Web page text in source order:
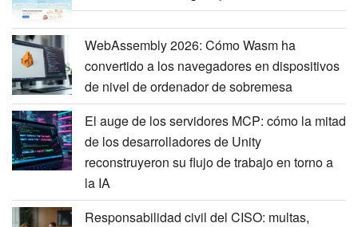
WebAssembly 2026: Cómo Wasm ha
convertido a los navegadores en dispositivos
de nivel de ordenador de sobremesa
El auge de los servidores MCP: cómo la mitad
de los desarrolladores de Unity
reconstruyeron su flujo de trabajo en torno a
la IA
Responsabilidad civil del CISO: multas,